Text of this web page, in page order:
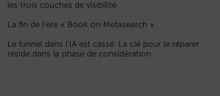
les trois couches de visibilité
La fin de l’ère « Book on Metasearch »
Le funnel dans l’IA est cassé. La clé pour le réparer
réside dans la phase de considération